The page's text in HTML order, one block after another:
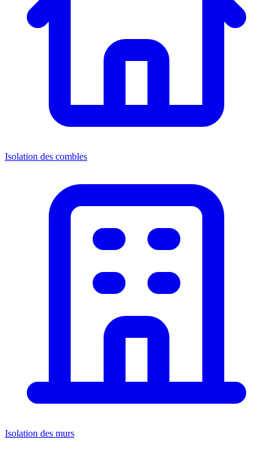
Isolation des combles
Isolation des murs